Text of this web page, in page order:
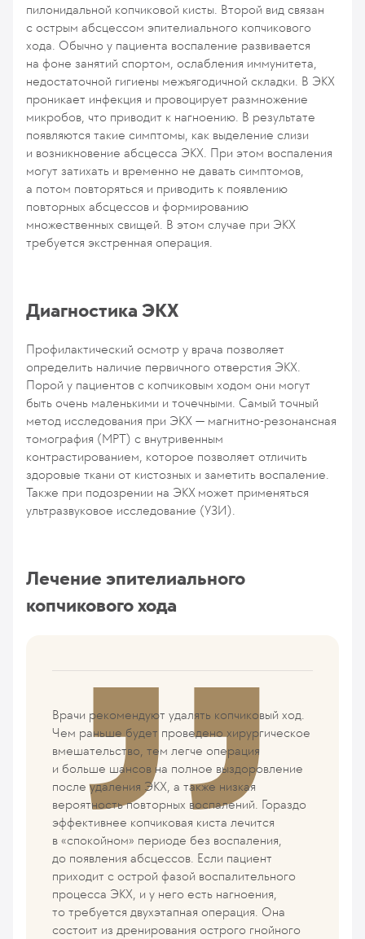
пилонидальной копчиковой кисты. Второй вид связан
с острым абсцессом эпителиального копчикового
хода. Обычно у пациента воспаление развивается
на фоне занятий спортом, ослабления иммунитета,
недостаточной гигиены межъягодичной складки. В ЭКХ
проникает инфекция и провоцирует размножение
микробов, что приводит к нагноению. В результате
появляются такие симптомы, как выделение слизи
и возникновение абсцесса ЭКХ. При этом воспаления
могут затихать и временно не давать симптомов,
а потом повторяться и приводить к появлению
повторных абсцессов и формированию
множественных свищей. В этом случае при ЭКХ
требуется экстренная операция.
Диагностика ЭКХ
Профилактический осмотр у врача позволяет
определить наличие первичного отверстия ЭКХ.
Порой у пациентов с копчиковым ходом они могут
быть очень маленькими и точечными. Самый точный
метод исследования при ЭКХ — магнитно-резонансная
томография (МРТ) с внутривенным
контрастированием, которое позволяет отличить
здоровые ткани от кистозных и заметить воспаление.
Также при подозрении на ЭКХ может применяться
ультразвуковое исследование (УЗИ).
Лечение эпителиального
копчикового хода
Врачи рекомендуют удалять копчиковый ход.
Чем раньше будет проведено хирургическое
вмешательство, тем легче операция
и больше шансов на полное выздоровление
после удаления ЭКХ, а также низкая
вероятность повторных воспалений. Гораздо
эффективнее копчиковая киста лечится
в «спокойном» периоде без воспаления,
до появления абсцессов. Если пациент
приходит с острой фазой воспалительного
процесса ЭКХ, и у него есть нагноения,
то требуется двухэтапная операция. Она
состоит из дренирования острого гнойного